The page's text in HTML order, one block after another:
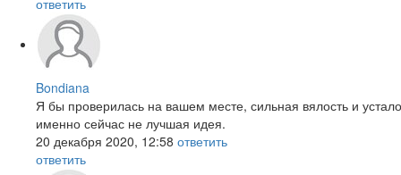
ответить
Bondiana
Я бы проверилась на вашем месте, сильная вялость и
именно сейчас не лучшая идея.
20 декабря 2020, 12:58 ответить
ответить